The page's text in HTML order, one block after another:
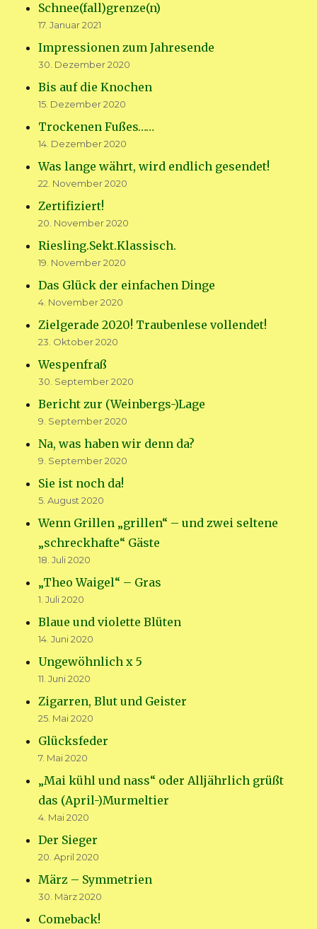
Schnee(fall)grenze(n)
17. Januar 2021
Impressionen zum Jahresende
30. Dezember 2020
Bis auf die Knochen
15. Dezember 2020
Trockenen Fußes……
14. Dezember 2020
Was lange währt, wird endlich gesendet!
22. November 2020
Zertifiziert!
20. November 2020
Riesling.Sekt.Klassisch.
19. November 2020
Das Glück der einfachen Dinge
4. November 2020
Zielgerade 2020! Traubenlese vollendet!
23. Oktober 2020
Wespenfraß
30. September 2020
Bericht zur (Weinbergs-)Lage
9. September 2020
Na, was haben wir denn da?
9. September 2020
Sie ist noch da!
5. August 2020
Wenn Grillen „grillen“ – und zwei seltene
„schreckhafte“ Gäste
18. Juli 2020
„Theo Waigel“ – Gras
1. Juli 2020
Blaue und violette Blüten
14. Juni 2020
Ungewöhnlich x 5
11. Juni 2020
Zigarren, Blut und Geister
25. Mai 2020
Glücksfeder
7. Mai 2020
„Mai kühl und nass“ oder Alljährlich grüßt
das (April-)Murmeltier
4. Mai 2020
Der Sieger
20. April 2020
März – Symmetrien
30. März 2020
Comeback!